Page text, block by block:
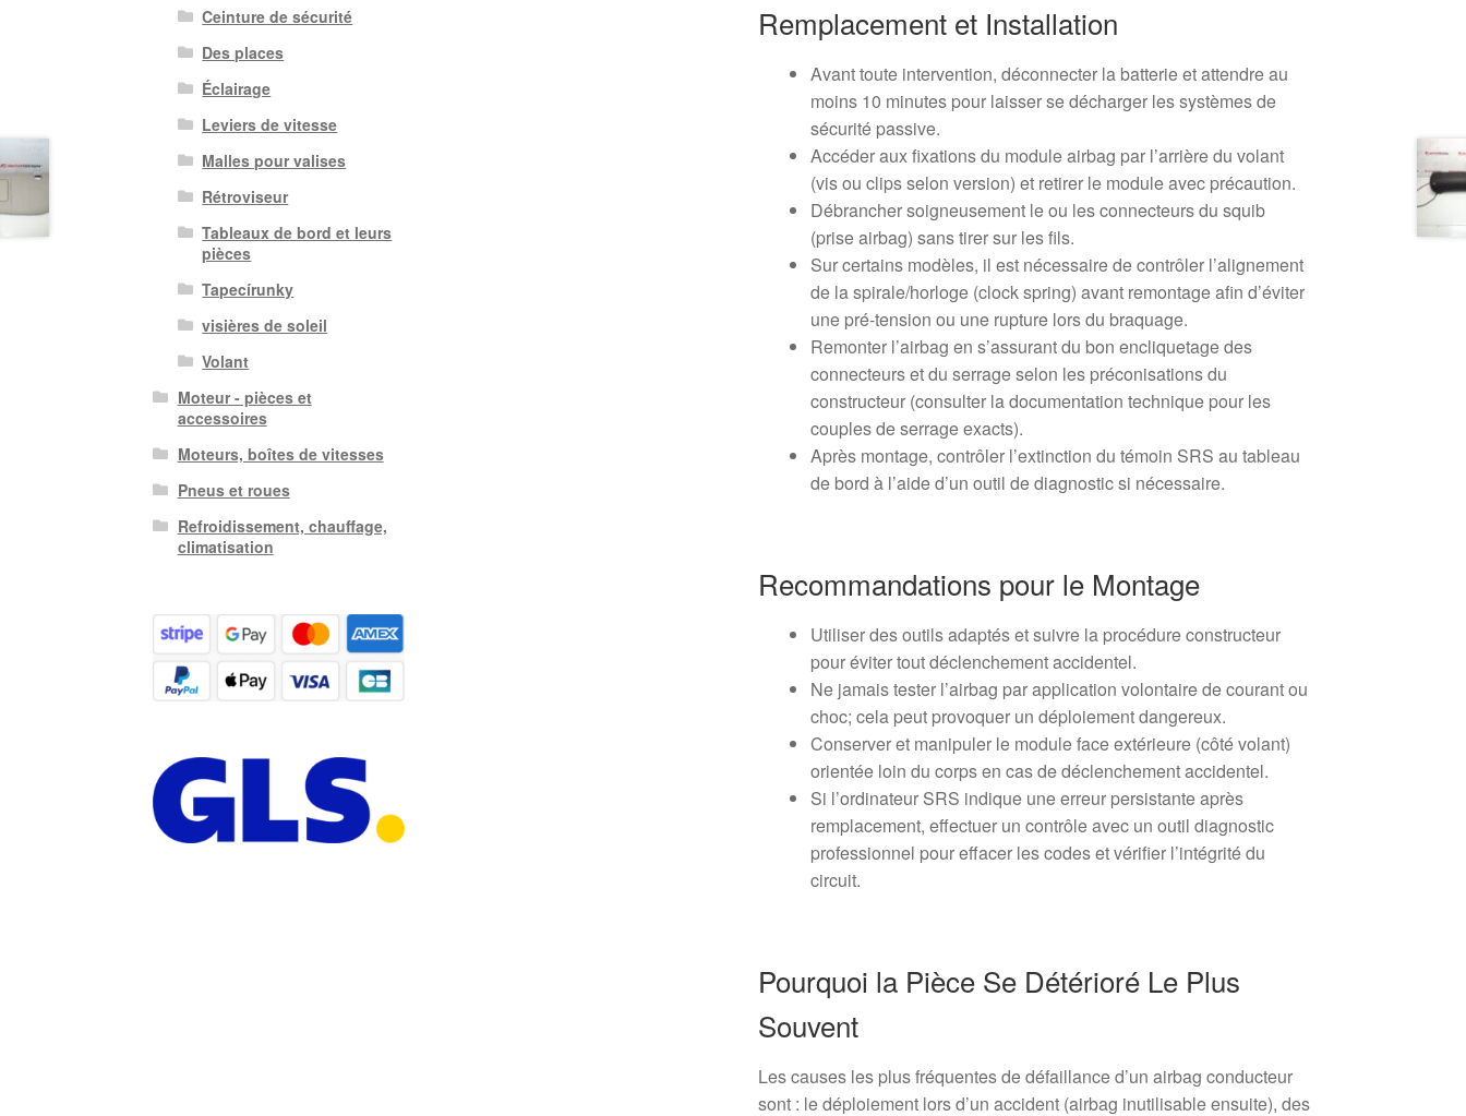
Remplacement et Installation
Avant toute intervention, déconnecter la batterie et attendre au
moins 10 minutes pour laisser se décharger les systèmes de
sécurité passive.
Accéder aux fixations du module airbag par l’arrière du volant
(vis ou clips selon version) et retirer le module avec précaution.
Débrancher soigneusement le ou les connecteurs du squib
(prise airbag) sans tirer sur les fils.
Sur certains modèles, il est nécessaire de contrôler l’alignement
de la spirale/horloge (clock spring) avant remontage afin d’éviter
une pré-tension ou une rupture lors du braquage.
Remonter l’airbag en s’assurant du bon encliquetage des
connecteurs et du serrage selon les préconisations du
constructeur (consulter la documentation technique pour les
couples de serrage exacts).
Après montage, contrôler l’extinction du témoin SRS au tableau
de bord à l’aide d’un outil de diagnostic si nécessaire.
Recommandations pour le Montage
Utiliser des outils adaptés et suivre la procédure constructeur
pour éviter tout déclenchement accidentel.
Ne jamais tester l’airbag par application volontaire de courant ou
choc; cela peut provoquer un déploiement dangereux.
Conserver et manipuler le module face extérieure (côté volant)
orientée loin du corps en cas de déclenchement accidentel.
Si l’ordinateur SRS indique une erreur persistante après
remplacement, effectuer un contrôle avec un outil diagnostic
professionnel pour effacer les codes et vérifier l’intégrité du
circuit.
Pourquoi la Pièce Se Détérioré Le Plus
Souvent
Les causes les plus fréquentes de défaillance d’un airbag conducteur
sont : le déploiement lors d’un accident (airbag inutilisable ensuite), des
Ceinture de sécurité
Des places
Éclairage
Leviers de vitesse
Malles pour valises
Rétroviseur
Tableaux de bord et leurs
pièces
Tapecírunky
visières de soleil
Volant
Moteur - pièces et
accessoires
Moteurs, boîtes de vitesses
Pneus et roues
Refroidissement, chauffage,
climatisation